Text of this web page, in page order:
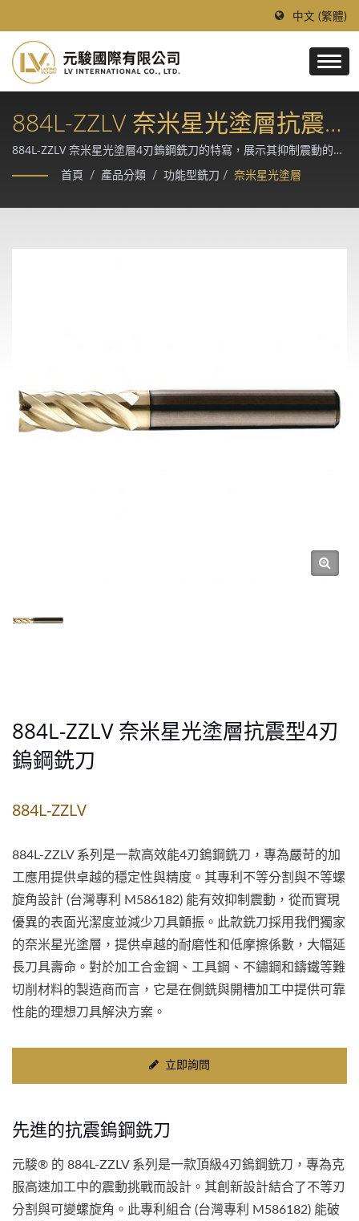
中文 (繁體)
884L-ZZLV 奈米星光塗層抗震
型4刃鎢鋼銑刀
884L-ZZLV 奈米星光塗層4刃鎢鋼銑刀的特寫，展示其抑制震動的螺
旋刃溝設計。 / 創立於 1997 年的台灣領導鎢鋼刀具廠，採德、日進
口優質鎢鋼棒材與 Makino、Rollomatic、ANCA CNC 磨床精製，
首頁 / 產品分類 / 功能型銑刀 / 奈米星光塗層
884L-ZZLV 奈米星光塗層抗震型4刃
鎢鋼銑刀
884L-ZZLV
884L-ZZLV 系列是一款高效能4刃鎢鋼銑刀，專為嚴苛的加
工應用提供卓越的穩定性與精度。其專利不等分割與不等螺
旋角設計 (台灣專利 M586182) 能有效抑制震動，從而實現
優異的表面光潔度並減少刀具顫振。此款銑刀採用我們獨家
的奈米星光塗層，提供卓越的耐磨性和低摩擦係數，大幅延
長刀具壽命。對於加工合金鋼、工具鋼、不鏽鋼和鑄鐵等難
切削材料的製造商而言，它是在側銑與開槽加工中提供可靠
性能的理想刀具解決方案。
立即詢問
先進的抗震鎢鋼銑刀
元駿® 的 884L-ZZLV 系列是一款頂級4刃鎢鋼銑刀，專為克
服高速加工中的震動挑戰而設計。其創新設計結合了不等刃
分割與可變螺旋角。此專利組合 (台灣專利 M586182) 能破